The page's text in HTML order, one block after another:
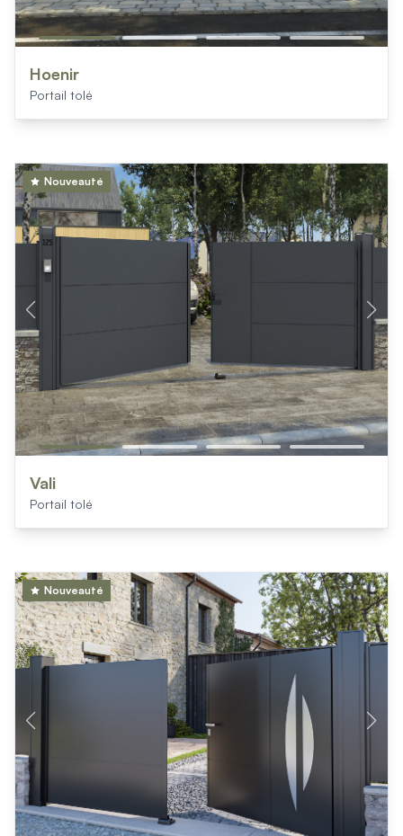
Hoenir
Portail tolé
Nouveauté
Vali
Portail tolé
Nouveauté